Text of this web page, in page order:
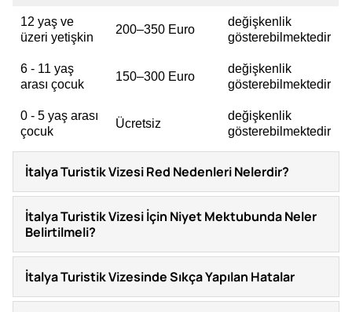
12 yaş ve
üzeri yetişkin
200–350 Euro
değişkenlik
gösterebilmektedir
6 - 11 yaş
arası çocuk
150–300 Euro
değişkenlik
gösterebilmektedir
0 - 5 yaş arası
çocuk
Ücretsiz
değişkenlik
gösterebilmektedir
İtalya Turistik Vizesi Red Nedenleri Nelerdir?
İtalya Turistik Vizesi İçin Niyet Mektubunda Neler
Belirtilmeli?
İtalya Turistik Vizesinde Sıkça Yapılan Hatalar